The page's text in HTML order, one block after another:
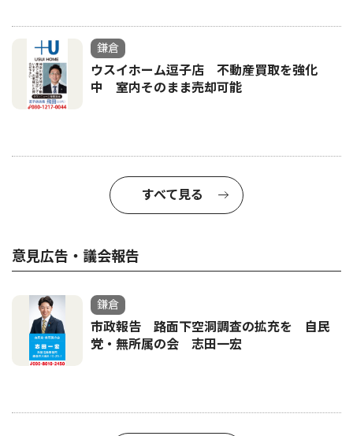
鎌倉
ウスイホーム逗子店 不動産買取を強化
中 室内そのまま売却可能
すべて見る
意見広告・議会報告
鎌倉
市政報告 路面下空洞調査の拡充を 自民
党・無所属の会 志田一宏